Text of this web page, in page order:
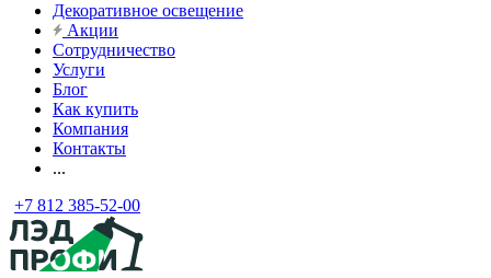
Декоративное освещение
Акции
Сотрудничество
Услуги
Блог
Как купить
Компания
Контакты
...
+7 812 385-52-00